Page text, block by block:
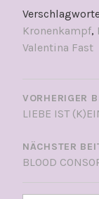
Kronenkampf,
Valentina Fast
VORHERIGER
LIEBE IST
NÄCHSTER
BLOOD